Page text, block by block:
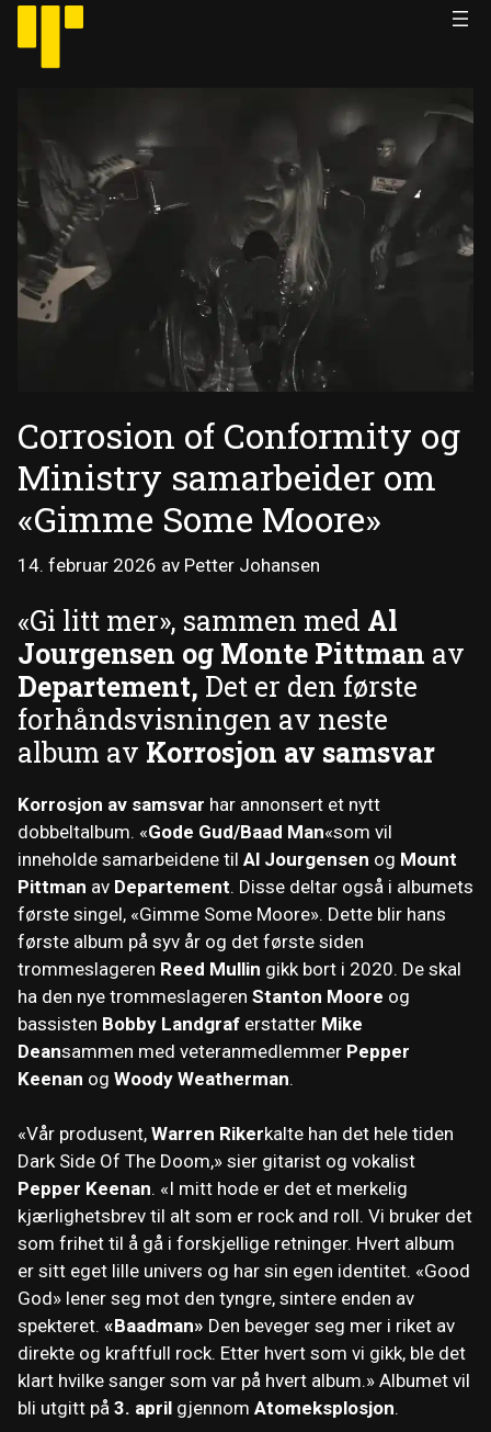
Hopp
innhold
Corrosion of Conformity og
Ministry samarbeider om
«Gimme Some Moore»
14. februar 2026 av Petter Johansen
«Gi litt mer», sammen med Al
Jourgensen og Monte Pittman av
Departement, Det er den første
forhåndsvisningen av neste
album av Korrosjon av samsvar
Korrosjon av samsvar har annonsert et nytt
dobbeltalbum. «Gode ​​Gud/Baad Man«som vil
inneholde samarbeidene til Al Jourgensen og Mount
Pittman av Departement. Disse deltar også i albumets
første singel, «Gimme Some Moore». Dette blir hans
første album på syv år og det første siden
trommeslageren Reed Mullin gikk bort i 2020. De skal
ha den nye trommeslageren Stanton Moore og
bassisten Bobby Landgraf erstatter Mike
Deansammen med veteranmedlemmer Pepper
Keenan og Woody Weatherman.
«Vår produsent, Warren Rikerkalte han det hele tiden
Dark Side Of The Doom,» sier gitarist og vokalist
Pepper Keenan. «I mitt hode er det et merkelig
kjærlighetsbrev til alt som er rock and roll. Vi bruker det
som frihet til å gå i forskjellige retninger. Hvert album
er sitt eget lille univers og har sin egen identitet. «Good
God» lener seg mot den tyngre, sintere enden av
spekteret. «Baadman» Den beveger seg mer i riket av
direkte og kraftfull rock. Etter hvert som vi gikk, ble det
klart hvilke sanger som var på hvert album.» Albumet vil
bli utgitt på 3. april gjennom Atomeksplosjon.